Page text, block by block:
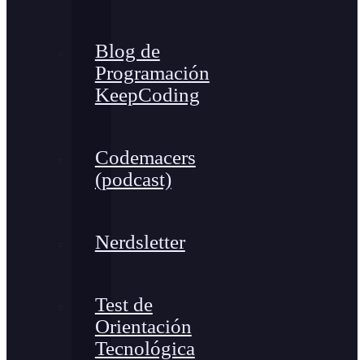
Blog de
Programación
KeepCoding
Codemacers
(podcast)
Nerdsletter
Test de
Orientación
Tecnológica